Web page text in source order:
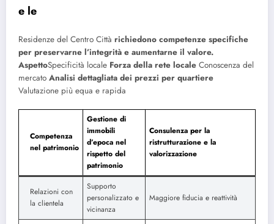
e le
Residenze del Centro Città richiedono competenze specifiche
per preservarne l’integrità e aumentarne il valore.
AspettoSpecificità locale Forza della rete locale Conoscenza del
mercato Analisi dettagliata dei prezzi per quartiere
Valutazione più equa e rapida
Competenza
nel patrimonio
Gestione di
immobili
d’epoca nel
rispetto del
patrimonio
Consulenza per la
ristrutturazione e la
valorizzazione
Relazioni con
la clientela
Supporto
personalizzato e
vicinanza
Maggiore fiducia e reattività